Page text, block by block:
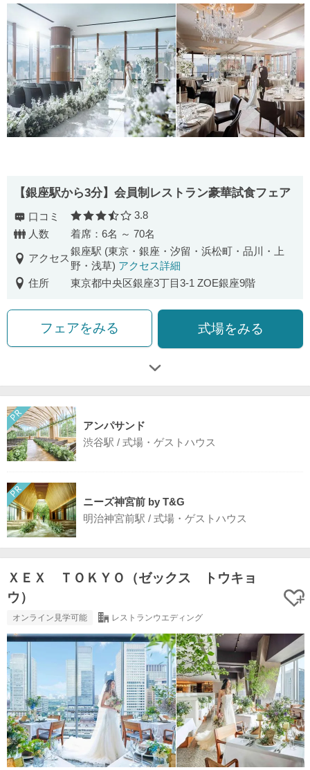
【銀座駅から3分】会員制レストラン豪華試食フェア
口コミ 口コミ評価
3.8
人数
着席：6名 ～ 70名
アクセス
銀座駅 (東京・銀座・汐留・浜松町・品川・上
野・浅草) アクセス詳細
住所
東京都中央区銀座3丁目3-1 ZOE銀座9階
フェアをみる 式場をみる
アンパサンド
渋谷駅 / 式場・ゲストハウス
ニーズ神宮前 by T&G
明治神宮前駅 / 式場・ゲストハウス
ＸＥＸ ＴＯＫＹＯ（ゼックス トウキョ
ウ）
オンライン見学可能 レストランウエディング